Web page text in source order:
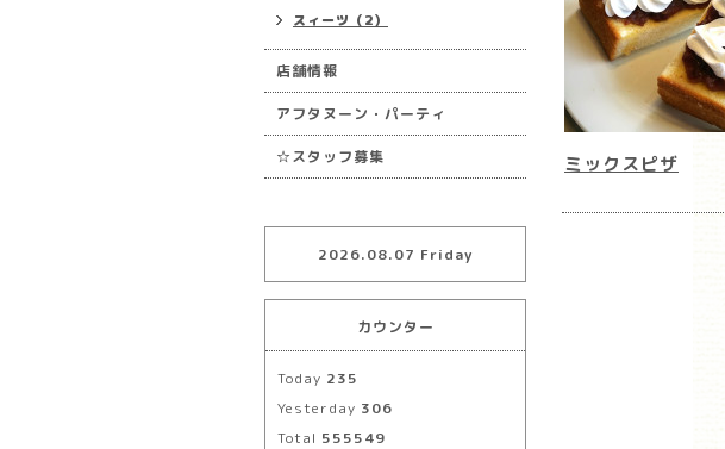
ミックスピザ
スィーツ（2）
店舗情報
アフタヌーン・パーティ
☆スタッフ募集
2026.08.07 Friday
カウンター
Today 235
Yesterday 306
Total 555549